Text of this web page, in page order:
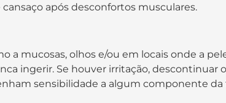
após desconfortos musculares.
a mucosas, olhos e/ou em locais onde a
ingerir. Se houver irritação,
sensibilidade a algum componente